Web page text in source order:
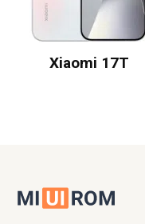
Xiaomi 17T